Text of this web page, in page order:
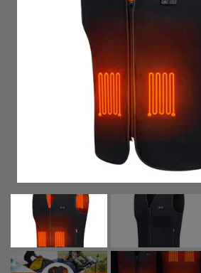
KONTAKT:
MERE OM IZI APS
KUNDE LOGIN